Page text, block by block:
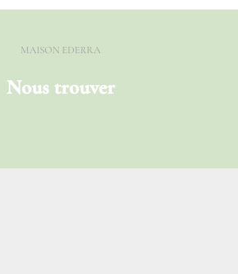
MAISON EDERRA
Nous trouver